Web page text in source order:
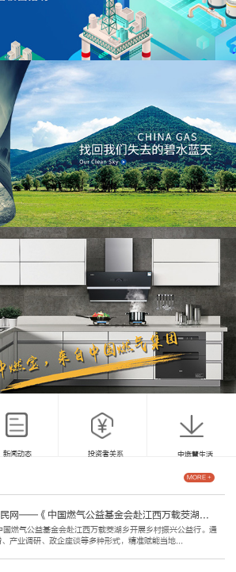
新闻动态 投资者关系 中燃慧生活
网——《中国燃气公益基金会赴江西万载茭湖...
国燃气公益基金会赴江西万载茭湖乡开展乡村振兴公益行。通
产业调研、政企座谈等多种形式，精准赋能当地...
MORE +